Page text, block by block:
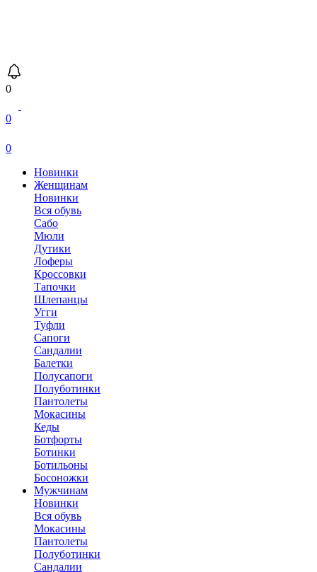
0
0
0
Новинки
Женщинам
Новинки
Вся обувь
Сабо
Мюли
Дутики
Лоферы
Кроссовки
Тапочки
Шлепанцы
Угги
Туфли
Сапоги
Сандалии
Балетки
Полусапоги
Полуботинки
Пантолеты
Мокасины
Кеды
Ботфорты
Ботинки
Ботильоны
Босоножки
Мужчинам
Новинки
Вся обувь
Мокасины
Пантолеты
Полуботинки
Сандалии